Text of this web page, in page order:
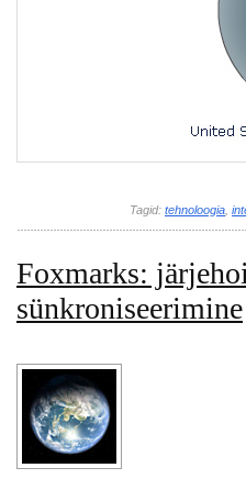
Tagid: tehnoloogia
Foxmarks:
sünkroniseerimine